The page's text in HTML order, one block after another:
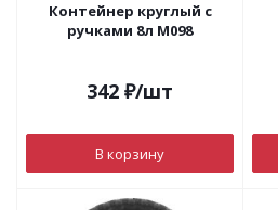
Контейнер круглый с
ручками 8л M098
342 ₽/шт
В корзину